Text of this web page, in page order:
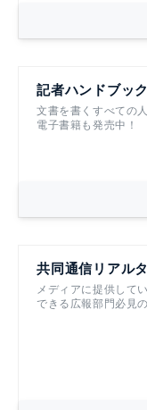
記者ハンドブッ
文書を書くすべての
電子書籍も発売中！
共同通信リアル
メディアに提供して
できる広報部門必見